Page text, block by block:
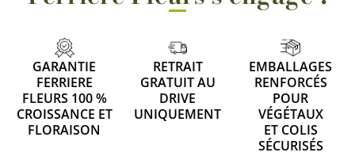
GARANTIE
FERRIERE
FLEURS 100 %
CROISSANCE ET
FLORAISON
RETRAIT
GRATUIT AU
DRIVE
UNIQUEMENT
EMBALLAGES
RENFORCÉS
POUR
VÉGÉTAUX
ET COLIS
SÉCURISÉS